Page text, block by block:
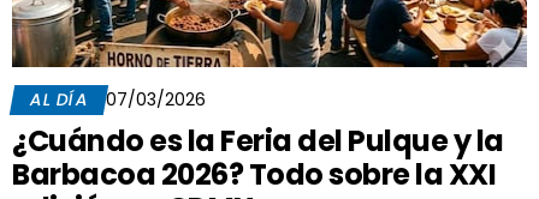
AL DÍA 07/03/2026
¿Cuándo es la Feria del Pulque y la
Barbacoa 2026? Todo sobre la XXI